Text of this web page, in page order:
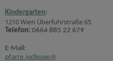
Kindergarten:
1210 Wien Überfuhrstraße 65
Telefon: 0664 885 22 679
E-Mail:
pfarre.jedlesee@